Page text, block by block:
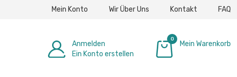
Mein Konto Wir Über Uns Kontakt FAQ
Anmelden
Ein Konto erstellen
0
Mein Warenkorb